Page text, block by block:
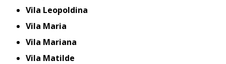
Vila Leopoldina
Vila Maria
Vila Mariana
Vila Matilde